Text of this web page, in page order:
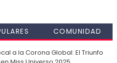
COMUNIDAD
a la Corona Global: El Triunfo